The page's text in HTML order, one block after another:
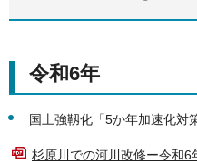
令和6年
国土強靱化「5か年加速化対
杉原川での河川改修ー令和